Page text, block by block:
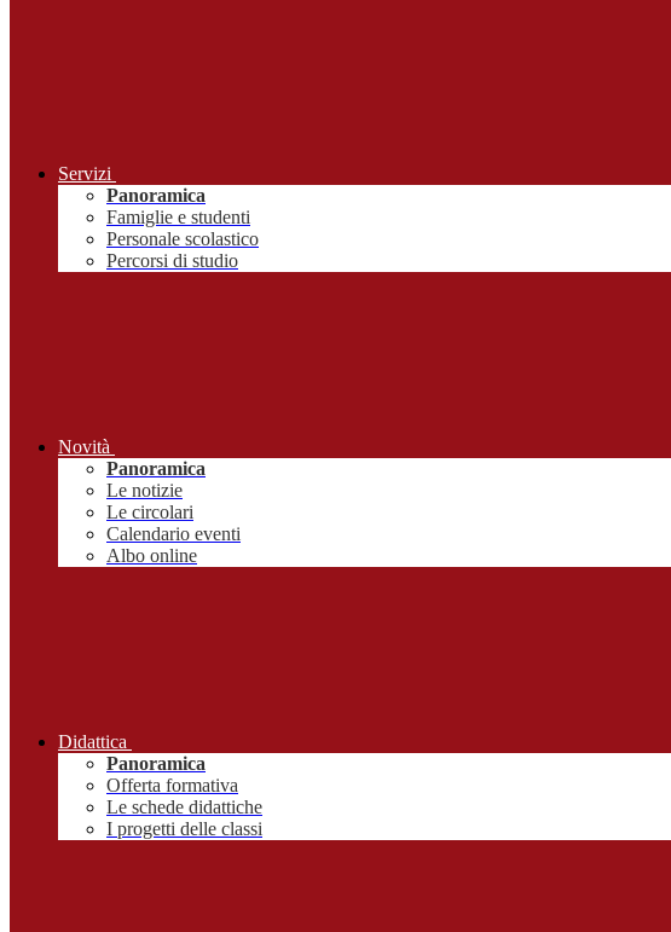
Servizi
Panoramica
Famiglie e studenti
Personale scolastico
Percorsi di studio
Novità
Panoramica
Le notizie
Le circolari
Calendario eventi
Albo online
Didattica
Panoramica
Offerta formativa
Le schede didattiche
I progetti delle classi